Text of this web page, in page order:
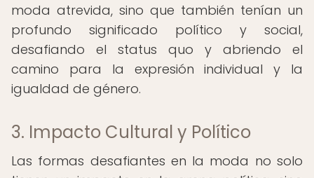
moda atrevida, sino que también tenían un
profundo significado político y social,
desafiando el status quo y abriendo el
camino para la expresión individual y la
igualdad de género.
3. Impacto Cultural y Político
Las formas desafiantes en la moda no solo